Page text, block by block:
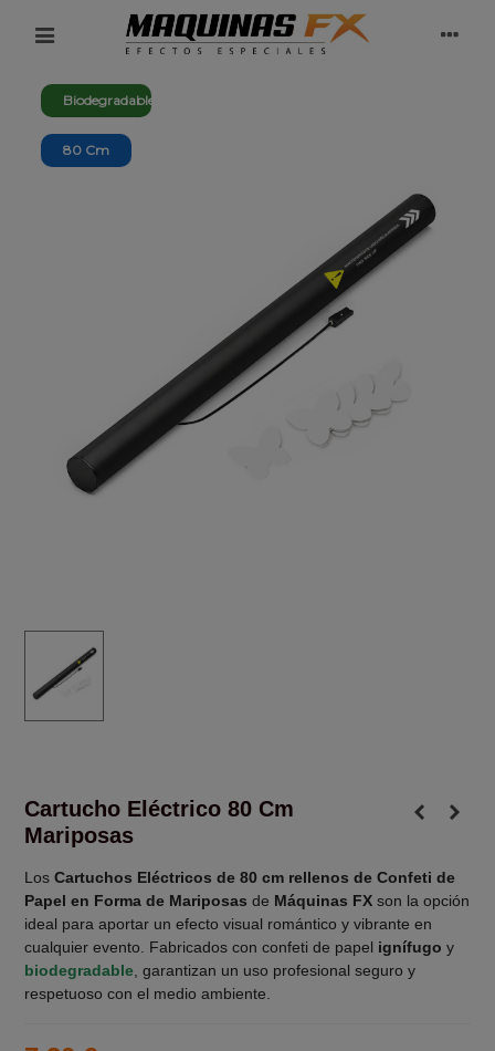
Biodegradable
80 Cm
Cartucho Eléctrico 80 Cm
Mariposas
Los Cartuchos Eléctricos de 80 cm rellenos de Confeti de
Papel en Forma de Mariposas de Máquinas FXson la opción
ideal para aportar un efecto visual romántico y vibrante en
cualquier evento. Fabricados con confeti de papel ignífugo y
biodegradable, garantizan un uso profesional seguro y
respetuoso con el medio ambiente.